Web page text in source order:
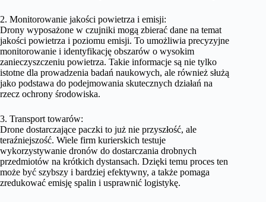
2. Monitorowanie jakości powietrza i emisji:
Drony wyposażone w czujniki mogą zbierać dane na temat
jakości powietrza i poziomu emisji. To umożliwia precyzyjne
monitorowanie i identyfikację obszarów o wysokim
zanieczyszczeniu powietrza. Takie informacje są nie tylko
istotne dla prowadzenia badań naukowych, ale również służą
jako podstawa do podejmowania skutecznych działań na
rzecz ochrony środowiska.
3. Transport towarów:
Drone dostarczające paczki to już nie przyszłość, ale
teraźniejszość. Wiele firm kurierskich testuje
wykorzystywanie dronów do dostarczania drobnych
przedmiotów na krótkich dystansach. Dzięki temu proces ten
może być szybszy i bardziej efektywny, a także pomaga
zredukować emisję spalin i usprawnić logistykę.